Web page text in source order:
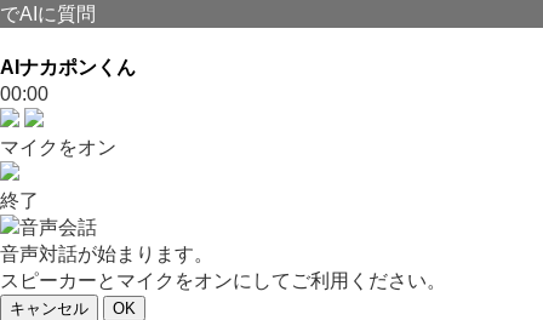
でAIに質問
AIナカポンくん
00:00
マイクをオン
終了
音声対話が始まります。
スピーカーとマイクをオンにしてご利用ください。
キャンセル OK